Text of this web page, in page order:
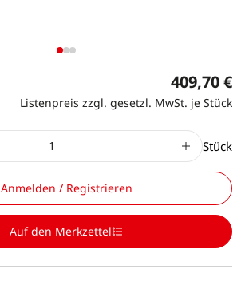
409,70 €
Listenpreis zzgl. gesetzl. MwSt. je Stück
Stück
Anmelden / Registrieren
Auf den Merkzettel